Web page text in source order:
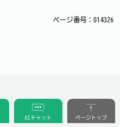
ページ番号：014326
AIチャット ページトップ